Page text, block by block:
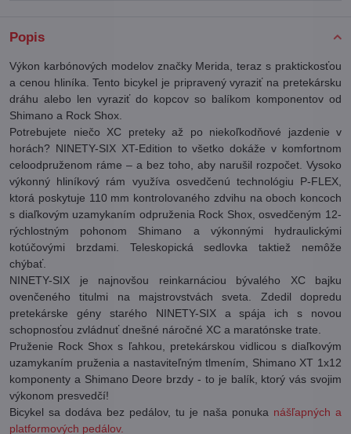
Popis
Výkon karbónových modelov značky Merida, teraz s praktickosťou
a cenou hliníka. Tento bicykel je pripravený vyraziť na pretekársku
dráhu alebo len vyraziť do kopcov so balíkom komponentov od
Shimano a Rock Shox.
Potrebujete niečo XC preteky až po niekoľkodňové jazdenie v
horách? NINETY-SIX XT-Edition to všetko dokáže v komfortnom
celoodpruženom ráme – a bez toho, aby narušil rozpočet. Vysoko
výkonný hliníkový rám využíva osvedčenú technológiu P-FLEX,
ktorá poskytuje 110 mm kontrolovaného zdvihu na oboch koncoch
s diaľkovým uzamykaním odpruženia Rock Shox, osvedčeným 12-
rýchlostným pohonom Shimano a výkonnými hydraulickými
kotúčovými brzdami. Teleskopická sedlovka taktiež nemôže
chýbať.
NINETY-SIX je najnovšou reinkarnáciou bývalého XC bajku
ovenčeného titulmi na majstrovstvách sveta. Zdedil dopredu
pretekárske gény starého NINETY-SIX a spája ich s novou
schopnosťou zvládnuť dnešné náročné XC a maratónske trate.
Pruženie Rock Shox s ľahkou, pretekárskou vidlicou s diaľkovým
uzamykaním pruženia a nastaviteľným tlmením, Shimano XT 1x12
komponenty a Shimano Deore brzdy - to je balík, ktorý vás svojim
výkonom presvedčí!
Bicykel sa dodáva bez pedálov, tu je naša ponuka nášľapných a
platformových pedálov.